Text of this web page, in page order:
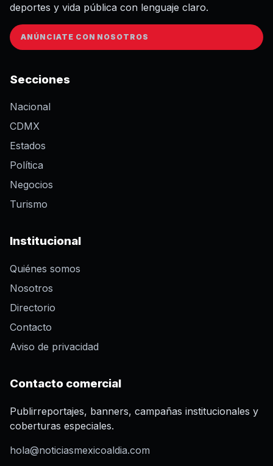
deportes y vida pública con lenguaje claro.
ANÚNCIATE CON NOSOTROS
Secciones
Nacional
CDMX
Estados
Política
Negocios
Turismo
Institucional
Quiénes somos
Nosotros
Directorio
Contacto
Aviso de privacidad
Contacto comercial
Publirreportajes, banners, campañas institucionales y
coberturas especiales.
hola@noticiasmexicoaldia.com